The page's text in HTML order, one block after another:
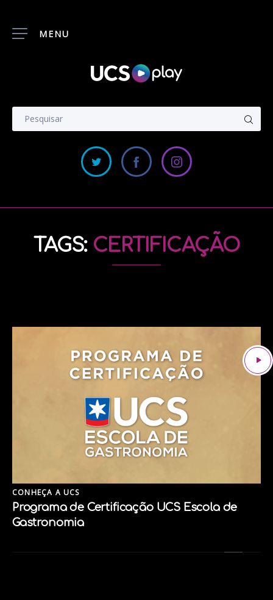
MENU
TAGS: CERTIFICAÇÃO
CONHEÇA A UCS
Programa de Certificação UCS Escola de
Gastronomia